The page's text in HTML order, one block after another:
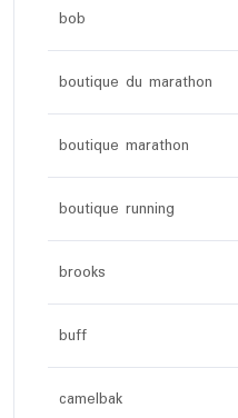
bob
boutique du marathon
boutique marathon
boutique running
brooks
buff
camelbak